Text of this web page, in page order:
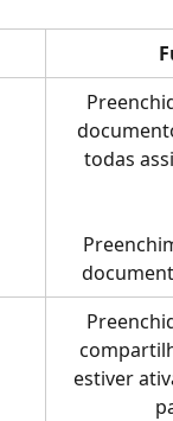
todas
estiver